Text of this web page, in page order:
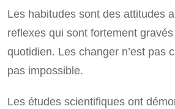
Les habitudes sont des attitudes
reflexes qui sont fortement
quotidien. Les changer n’est pas
pas impossible.
Les études scientifiques ont